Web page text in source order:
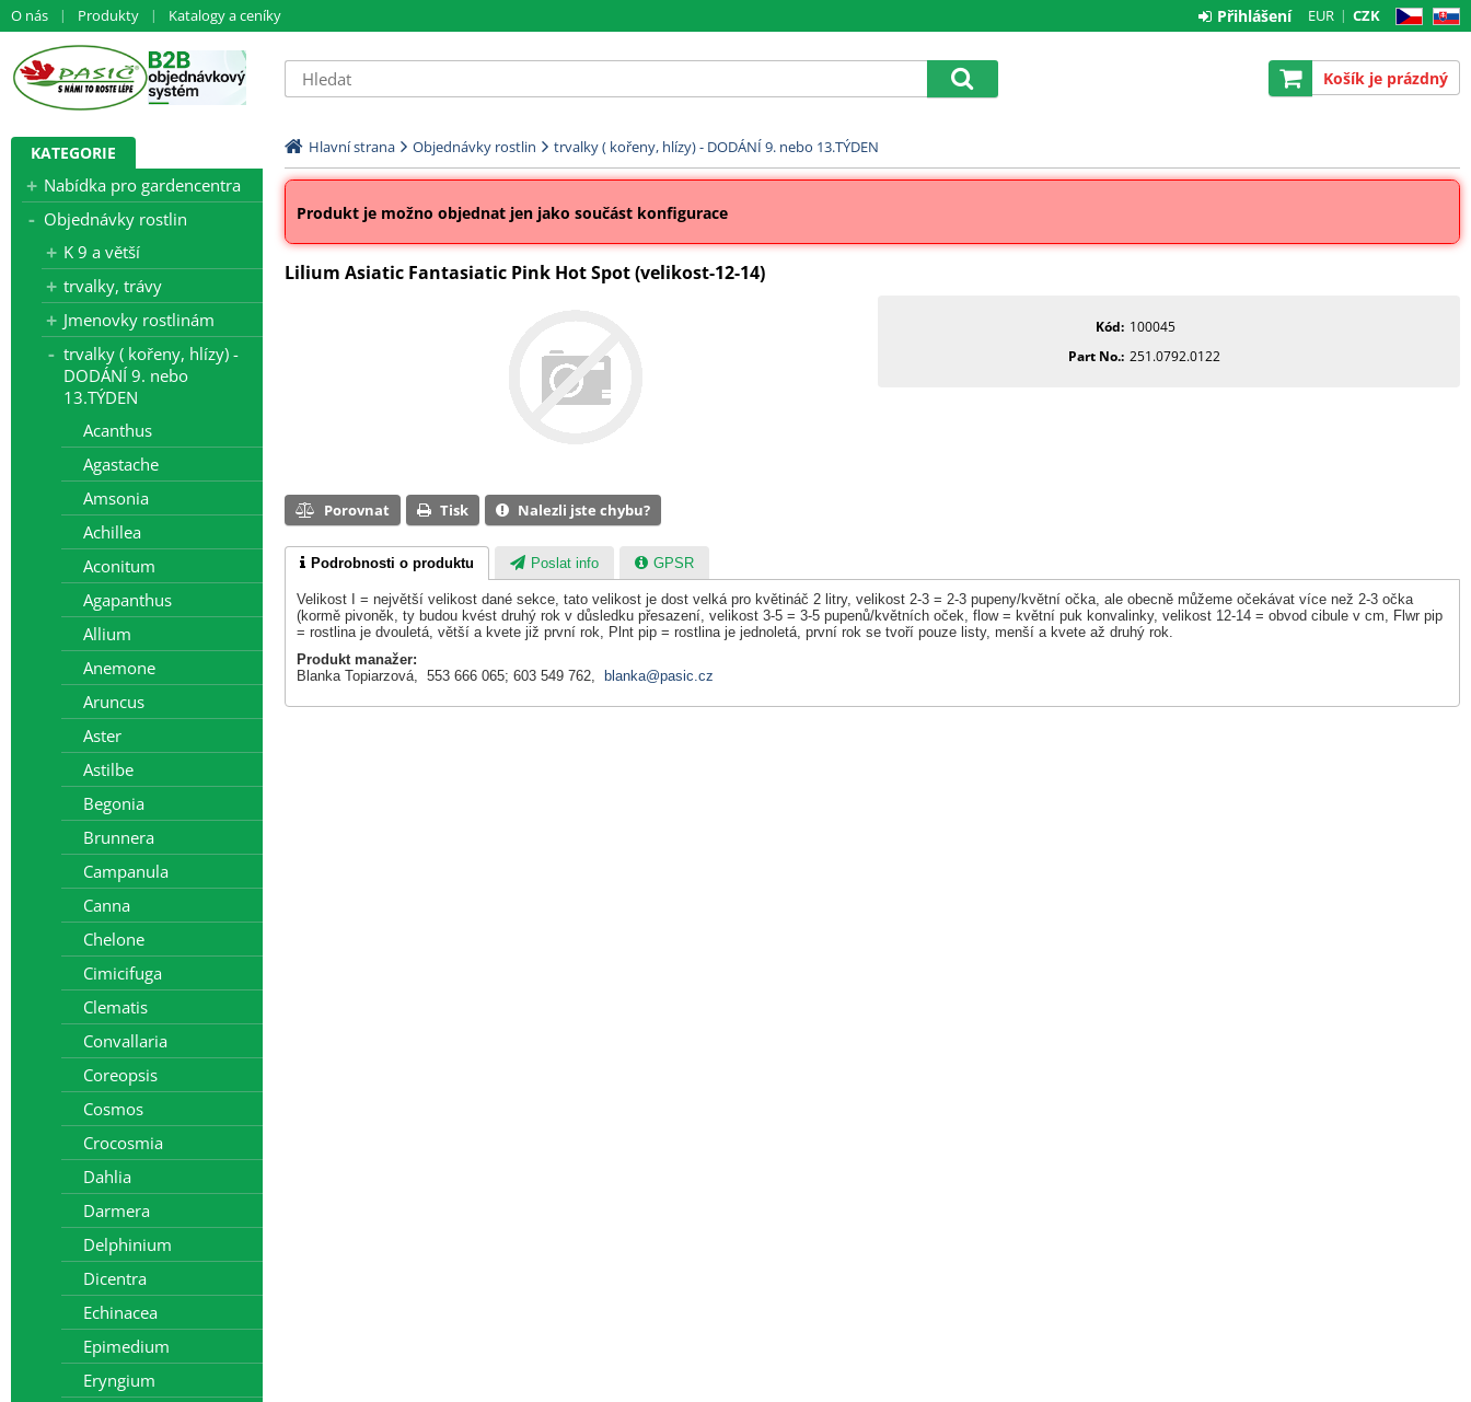
O nás Produkty Katalogy a ceníky CZ SK
EUR CZK
Přihlášení
Košík je prázdný
KATEGORIE
Nabídka pro gardencentra
Objednávky rostlin
K 9 a větší
trvalky, trávy
Jmenovky rostlinám
trvalky ( kořeny, hlízy) -
DODÁNÍ 9. nebo
13.TÝDEN
Acanthus
Agastache
Amsonia
Achillea
Aconitum
Agapanthus
Allium
Anemone
Aruncus
Aster
Astilbe
Begonia
Brunnera
Campanula
Canna
Chelone
Cimicifuga
Clematis
Convallaria
Coreopsis
Cosmos
Crocosmia
Dahlia
Darmera
Delphinium
Dicentra
Echinacea
Epimedium
Eryngium
Hlavní strana Objednávky rostlin trvalky ( kořeny, hlízy) - DODÁNÍ 9. nebo 13.TÝDEN
Produkt je možno objednat jen jako součást konfigurace
Lilium Asiatic Fantasiatic Pink Hot Spot (velikost-12-14)
Kód 100045
Part No. 251.0792.0122
Porovnat Tisk Nalezli jste chybu?
Podrobnosti o produktu Poslat info GPSR
Velikost I = největší velikost dané sekce, tato velikost je dost velká pro květináč 2 litry, velikost 2-3 = 2-3 pupeny/květní očka, ale obecně můžeme očekávat více než 2-3 očka
(kormě pivoněk, ty budou kvést druhý rok v důsledku přesazení, velikost 3-5 = 3-5 pupenů/květních oček, flow = květní puk konvalinky, velikost 12-14 = obvod cibule v cm, Flwr pip
= rostlina je dvouletá, větší a kvete již první rok, Plnt pip = rostlina je jednoletá, první rok se tvoří pouze listy, menší a kvete až druhý rok.
Produkt manažer:
Blanka Topiarzová, 553 666 065; 603 549 762,
blanka@pasic.cz